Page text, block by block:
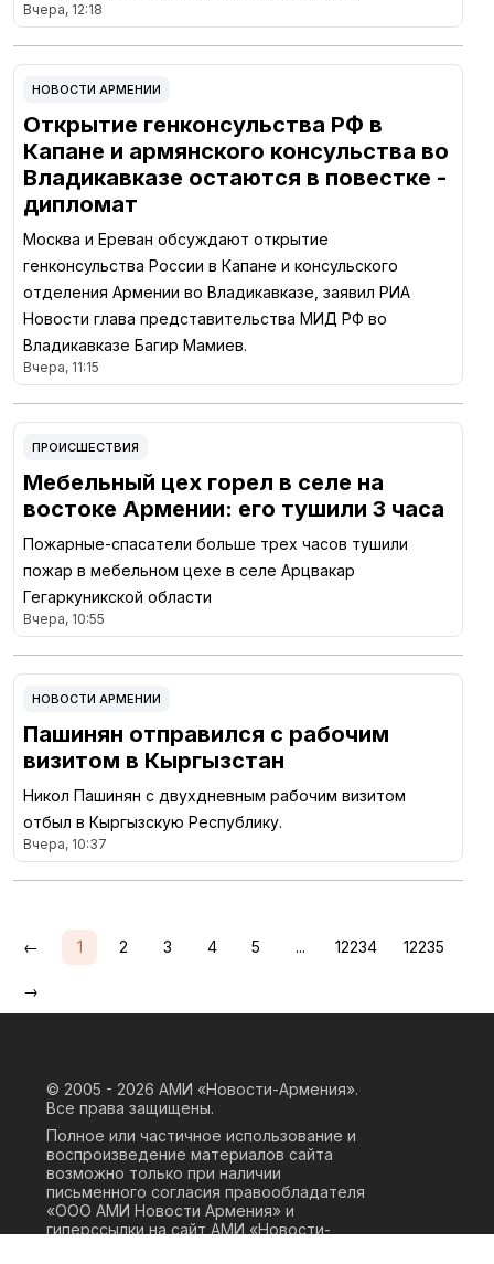
Вчера, 12:18
НОВОСТИ АРМЕНИИ
Открытие генконсульства РФ в
Капане и армянского консульства во
Владикавказе остаются в повестке -
дипломат
Москва и Ереван обсуждают открытие
генконсульства России в Капане и консульского
отделения Армении во Владикавказе, заявил РИА
Новости глава представительства МИД РФ во
Владикавказе Багир Мамиев.
Вчера, 11:15
ПРОИСШЕСТВИЯ
Мебельный цех горел в селе на
востоке Армении: его тушили 3 часа
Пожарные-спасатели больше трех часов тушили
пожар в мебельном цехе в селе Арцвакар
Гегаркуникской области
Вчера, 10:55
НОВОСТИ АРМЕНИИ
Пашинян отправился с рабочим
визитом в Кыргызстан
Никол Пашинян с двухдневным рабочим визитом
отбыл в Кыргызскую Республику.
Вчера, 10:37
← 1 2 3 4 5 ... 12234 12235
→
© 2005 - 2026 АМИ «Новости-Армения».
Все права защищены.
Полное или частичное использование и
воспроизведение материалов сайта
возможно только при наличии
письменного согласия правообладателя
«ООО АМИ Новости Армения» и
гиперссылки на сайт АМИ «Новости-